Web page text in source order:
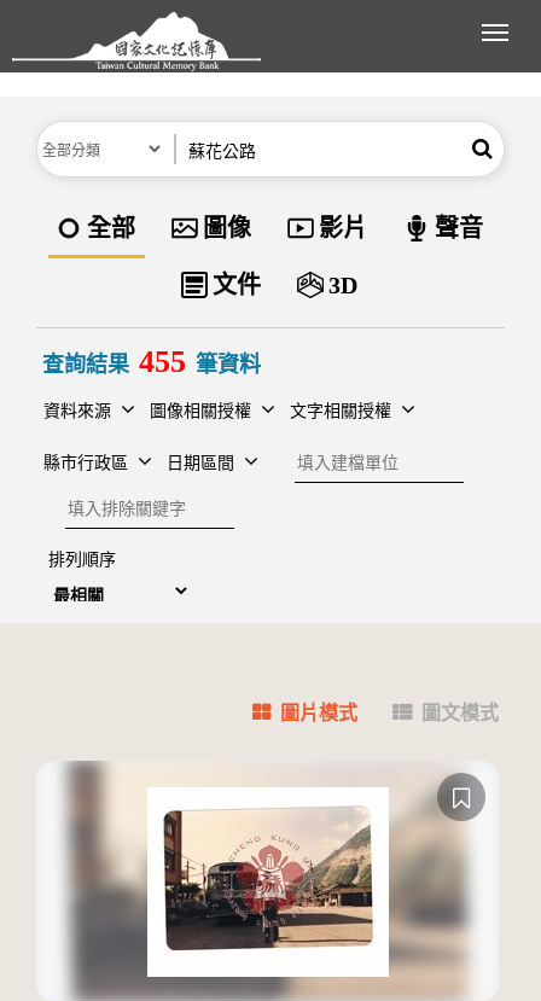
跳到主要內容區塊
展
分類 搜尋
資料類型
全部 圖像 影片 聲音
文件 3D
查詢結果 455 筆資料
資料來源 圖像相關授權 文字相關授權
縣市行政區 日期區間
建檔單位
排除關鍵字
排列順序
圖片模式 圖文模式